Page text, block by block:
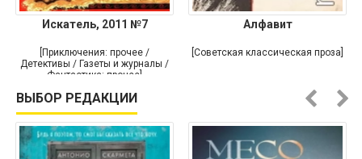
Искатель, 2011 №7
[Приключения: прочее /
Детективы / Газеты и журналы /
Фантастика: прочее]
Алфавит
[Советская классическая проза]
ВЫБОР РЕДАКЦИИ